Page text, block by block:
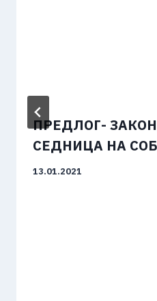
ПРЕДЛОГ-
СЕДНИЦА НА
13.01.2021